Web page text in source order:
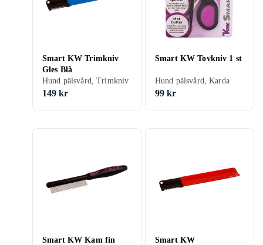
Smart KW Trimkniv
Gles Blå
Hund pälsvård, Trimkniv
149 kr
Smart KW Tovkniv 1 st
Hund pälsvård, Karda
99 kr
Smart KW Kam fin
Smart KW